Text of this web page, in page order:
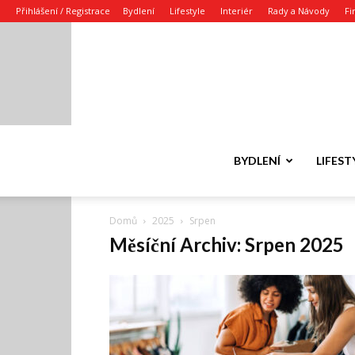
Přihlášení / Registrace Bydlení Lifestyle Interiér Rady a Návody
BYDLENÍ
Domů 2025 Srpen
Měsíční Archiv: Srpen 2025